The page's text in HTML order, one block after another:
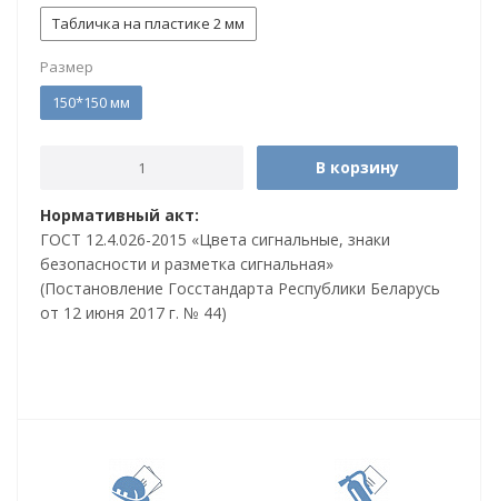
Табличка на пластике 2 мм
Размер
150*150 мм
В корзину
Нормативный акт:
ГОСТ 12.4.026-2015 «Цвета сигнальные, знаки
безопасности и разметка сигнальная»
(Постановление Госстандарта Республики Беларусь
от 12 июня 2017 г. № 44)